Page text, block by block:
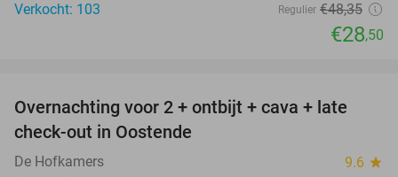
Verkocht: 103
Regulier €48,35
€28,50
49%
Overnachting voor 2 + ontbijt + cava + late
check-out in Oostende
De Hofkamers 9.6 star